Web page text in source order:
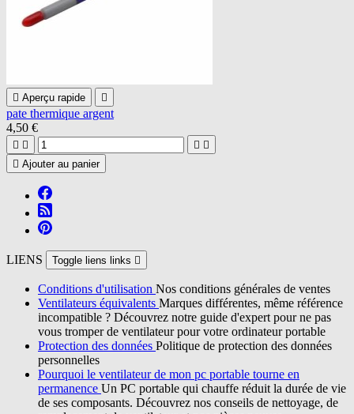
 Aperçu rapide 
pate thermique argent
4,50 €
   
 Ajouter au panier
LIENS Toggle liens links 
Conditions d'utilisation Nos conditions générales de ventes
Ventilateurs équivalents Marques différentes, même référence
incompatible ? Découvrez notre guide d'expert pour ne pas
vous tromper de ventilateur pour votre ordinateur portable
Protection des données Politique de protection des données
personnelles
Pourquoi le ventilateur de mon pc portable tourne en
permanence Un PC portable qui chauffe réduit la durée de vie
de ses composants. Découvrez nos conseils de nettoyage, de